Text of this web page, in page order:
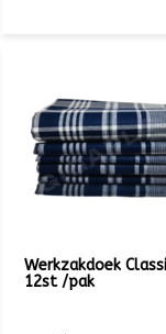
Werkzakdoek
12st /pak